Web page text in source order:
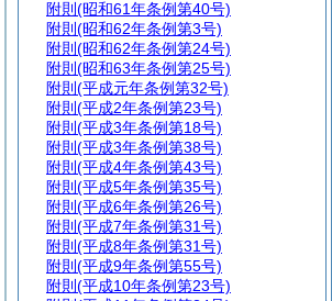
附則 (昭和61年条例第40号)
附則 (昭和62年条例第3号)
附則 (昭和62年条例第24号)
附則 (昭和63年条例第25号)
附則 (平成元年条例第32号)
附則 (平成2年条例第23号)
附則 (平成3年条例第18号)
附則 (平成3年条例第38号)
附則 (平成4年条例第43号)
附則 (平成5年条例第35号)
附則 (平成6年条例第26号)
附則 (平成7年条例第31号)
附則 (平成8年条例第31号)
附則 (平成9年条例第55号)
附則 (平成10年条例第23号)